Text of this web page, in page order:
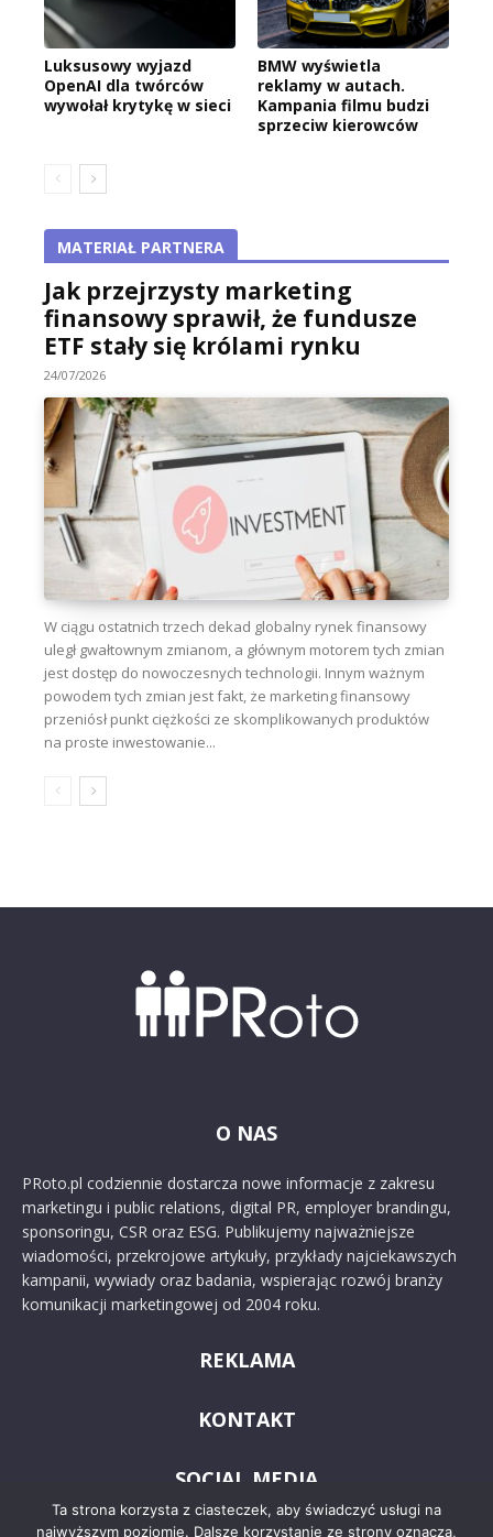
Luksusowy wyjazd
OpenAI dla twórców
wywołał krytykę w sieci
BMW wyświetla
reklamy w autach.
Kampania filmu budzi
sprzeciw kierowców
MATERIAŁ PARTNERA
Jak przejrzysty marketing
finansowy sprawił, że fundusze
ETF stały się królami rynku
24/07/2026
W ciągu ostatnich trzech dekad globalny rynek finansowy
uległ gwałtownym zmianom, a głównym motorem tych zmian
jest dostęp do nowoczesnych technologii. Innym ważnym
powodem tych zmian jest fakt, że marketing finansowy
przeniósł punkt ciężkości ze skomplikowanych produktów
na proste inwestowanie...
O NAS
PRoto.pl codziennie dostarcza nowe informacje z zakresu
marketingu i public relations, digital PR, employer brandingu,
sponsoringu, CSR oraz ESG. Publikujemy najważniejsze
wiadomości, przekrojowe artykuły, przykłady najciekawszych
kampanii, wywiady oraz badania, wspierając rozwój branży
komunikacji marketingowej od 2004 roku.
REKLAMA
KONTAKT
SOCIAL MEDIA
Ta strona korzysta z ciasteczek, aby świadczyć usługi na
najwyższym poziomie. Dalsze korzystanie ze strony oznacza,